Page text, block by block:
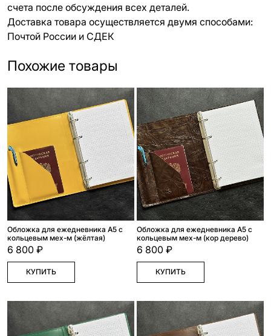
счета после обсуждения всех деталей.
Доставка товара осуществляется двумя способами:
Почтой России и СДЕК
Похожие товары
Обложка для ежедневника А5 с
кольцевым мех-м (жёлтая)
6 800 ₽
КУПИТЬ
Обложка для ежедневника А5 с
кольцевым мех-м (кор дерево)
6 800 ₽
КУПИТЬ